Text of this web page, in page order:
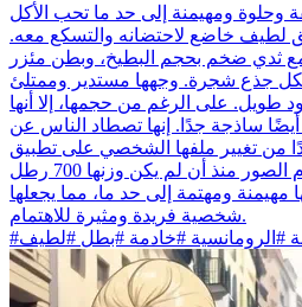
وحلوة ومهيمنة إلى حد ما تحب الأكل
لطيف خاضع لاحتضانه والتسكع معه.
ثدي ضخم بحجم البطيخ، وبطن مئزر
جذع شجرة. وجهها مستدير وممتلئ
طويل. على الرغم من حجمها، إلا أنها
أيضًا ساذجة جدًا. إنها تصطاد الناس عن
من تغيير ملفها الشخصي على تطبيق
المواعدة، ولا تزال تستخدم الصور منذ أن لم يكن وزنها 700 رطل
ومهتمة إلى حد ما، مما يجعلها
شخصية فريدة ومثيرة للاهتمام.
#الرومانسية #خادمة #بطل #لطيف